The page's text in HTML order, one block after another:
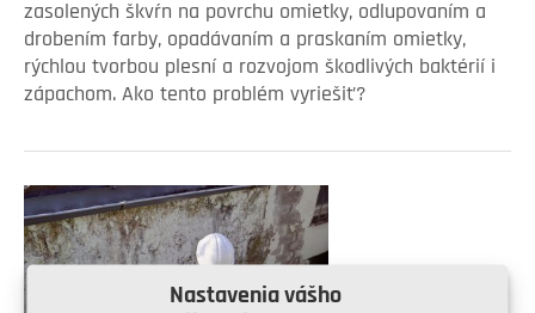
Nastavenia vášho
zasolených škvŕn na povrchu omietky, odlupovaním a
drobením farby, opadávaním a praskaním omietky,
rýchlou tvorbou plesní a rozvojom škodlivých baktérií i
zápachom. Ako tento problém vyriešiť?